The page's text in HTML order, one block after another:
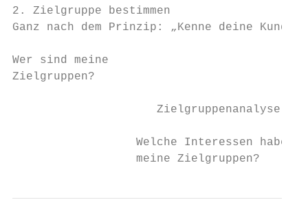
2. Zielgruppe bestimmen
Ganz nach dem Prinzip: „Kenne deine
Wer sind meine
Zielgruppen?
                     Zielgruppenanalyse
                  Welche Interessen haben
                  meine Zielgruppen?